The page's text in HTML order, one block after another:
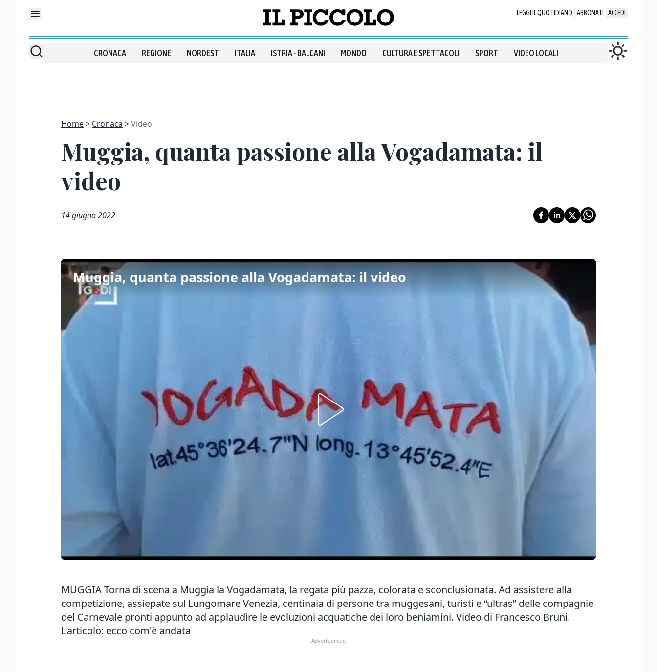
LEGGI IL QUOTIDIANO ABBONATI ACCEDI
CRONACA REGIONE NORDEST ITALIA ISTRIA - BALCANI MONDO CULTURA E SPETTACOLI SPORT VIDEO LOCALI
Home Cronaca Video
Muggia, quanta passione alla Vogadamata: il
video
14 giugno 2022
Muggia, quanta passione alla Vogadamata: il video
MUGGIA Torna di scena a Muggia la Vogadamata, la regata più pazza, colorata e sconclusionata. Ad assistere alla
competizione, assiepate sul Lungomare Venezia, centinaia di persone tra muggesani, turisti e “ultras” delle compagnie
del Carnevale pronti appunto ad applaudire le evoluzioni acquatiche dei loro beniamini. Video di Francesco Bruni.
L'articolo: ecco com'è andata